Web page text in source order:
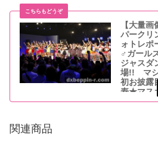
ちゃん!!真
IDOL
ールズグ
ファンを動
【大量
パークリ
ォトレポ
♂ガール
ジャスダ
場!! マシ
初お披露
寿★マス
高潮に!!
関連商品